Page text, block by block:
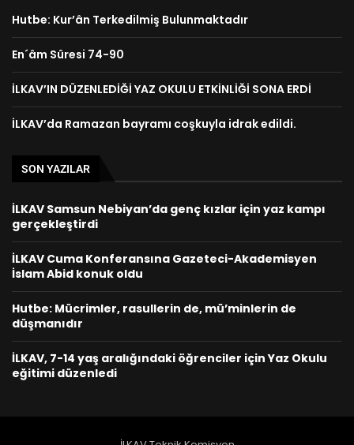
Hutbe: Kur’ân Terkedilmiş Bulunmaktadır
En´âm Sûresi 74-90
İLKAV’IN DÜZENLEDİĞİ YAZ OKULU ETKİNLİĞİ SONA ERDİ
İLKAV’da Ramazan bayramı coşkuyla idrak edildi.
SON YAZILAR
İLKAV Samsun Nebiyan’da genç kızlar için yaz kampı
gerçekleştirdi
İLKAV Cuma Konferansına Gazeteci-Akademisyen
İslam Abid konuk oldu
Hutbe: Mücrimler, rasullerin de, mü’minlerin de
düşmanıdır
İLKAV, 7-14 yaş aralığındaki öğrenciler için Yaz Okulu
eğitimi düzenledi